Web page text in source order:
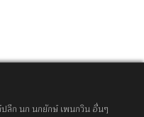
ปลีก นก นกยักษ์ เพนกวิน อื่นๆ